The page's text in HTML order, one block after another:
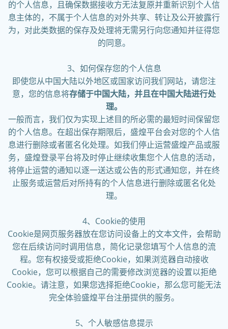
的个人信息，且确保数据接收方无法复原并重新识别个人信
息主体的，不属于个人信息的对外共享、转让及公开披露行
为，对此类数据的保存及处理将无需另行向您通知并征得您
的同意。
3、如何保存您的个人信息
即使您从中国大陆以外地区或国家访问我们网站，请您注
意，您的信息将存储于中国大陆，并且在中国大陆进行处
理。
一般而言，我们仅为实现上述目的所必需的最短时间保留您
的个人信息。在超出保存期限后，盛煌平台会对您的个人信
息进行删除或者匿名化处理。如我们停止运营盛煌产品或服
务，盛煌登录平台将及时停止继续收集您个人信息的活动，
将停止运营的通知以逐一送达或公告的形式通知您，并在终
止服务或运营后对所持有的个人信息进行删除或匿名化处
理。
4、Cookie的使用
Cookie是网页服务器放在您访问设备上的文本文件，会帮助
您在后续访问时调用信息，简化记录您填写个人信息的流
程。您有权接受或拒绝Cookie，如果浏览器自动接收
Cookie，您可以根据自己的需要修改浏览器的设置以拒绝
Cookie。请注意，如果您选择拒绝Cookie，那么您可能无法
完全体验盛煌平台注册提供的服务。
5、个人敏感信息提示